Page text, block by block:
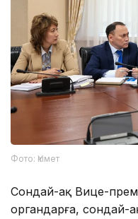
Фото: Үкімет
Сондай-ақ Вице-
органдарға,